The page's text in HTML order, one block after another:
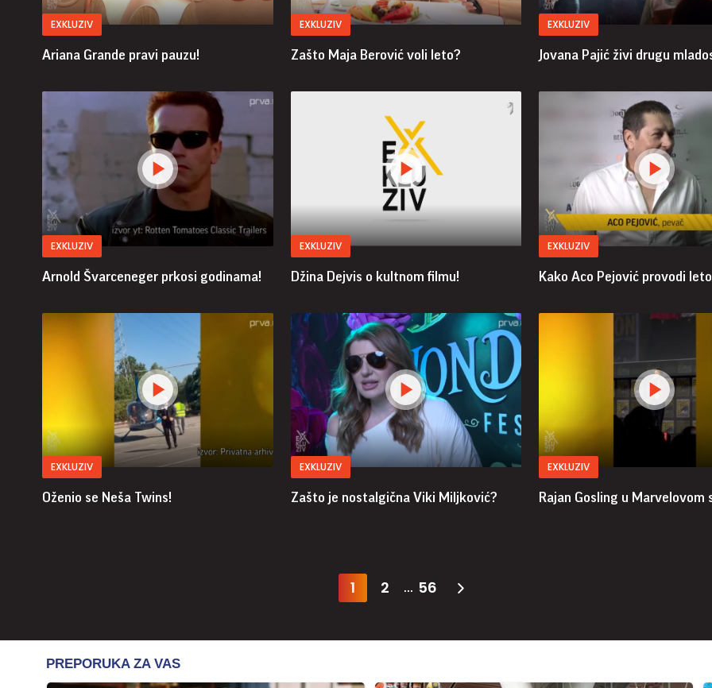
EXKLUZIV
Ariana Grande pravi pauzu!
EXKLUZIV
Zašto Maja Berović voli leto?
EXKLUZIV
Jovana Pajić živi drugu
EXKLUZIV
Arnold Švarceneger prkosi godinama!
EXKLUZIV
Džina Dejvis o kultnom filmu!
EXKLUZIV
Kako Aco Pejović provodi
EXKLUZIV
Oženio se Neša Twins!
EXKLUZIV
Zašto je nostalgična Viki Miljković?
EXKLUZIV
Rajan Gosling u Marvelovom
1 2 ... 56